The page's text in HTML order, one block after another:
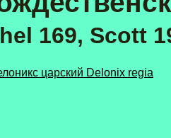
169, Scott
царский Delonix regia